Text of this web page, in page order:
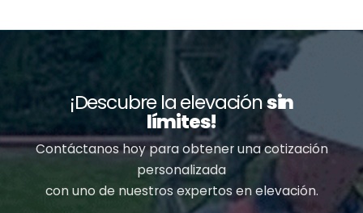
¡Descubre la elevaciónsin
límites!
Contáctanos hoy para obtener una cotización
personalizada
con uno de nuestros expertos en elevación.